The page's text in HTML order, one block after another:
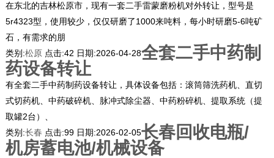
在东北的吉林松原市，现有一套二手雷蒙磨粉机对外转让，型号是
5r4323型，使用较少，仅仅研磨了1000来吨料，每小时研磨5-6吨矿
石，有需求的朋
类别:松原 点击:42 日期:2026-04-28全套二手中药制
药设备转让
有全套二手中药制药设备转让，具体设备包括：滚筒筛洗药机、直切
式切药机、中药破碎机、脉冲式除尘器、中药粉碎机、提取系统（提
取罐2台）、
类别:长春 点击:99 日期:2026-02-05长春回收电瓶/
机房蓄电池/机械设备